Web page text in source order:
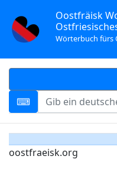
Oostfräisk
Wörterbuch fürs
oostfraeisk.org